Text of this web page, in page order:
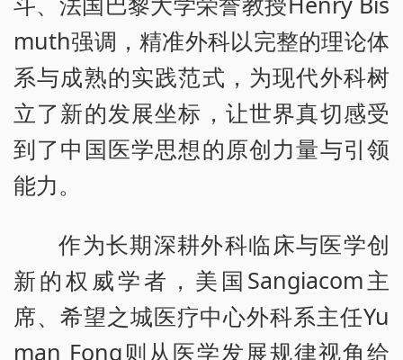
muth强调，精准外科以完整的理论体
系与成熟的实践范式，为现代外科树
立了新的发展坐标，让世界真切感受
到了中国医学思想的原创力量与引领
能力。
作为长期深耕外科临床与医学创
新的权威学者，美国Sangiacom主
席、希望之城医疗中心外科系主任Yu
man Fong则从医学发展规律视角给